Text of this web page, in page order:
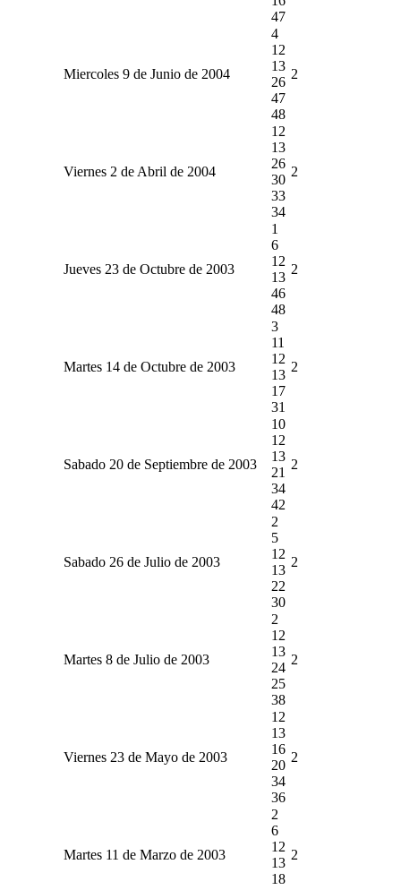
47
Miercoles 9 de Junio de 2004
4
12
13
26
47
48
2
Viernes 2 de Abril de 2004
12
13
26
30
33
34
2
Jueves 23 de Octubre de 2003
1
6
12
13
46
48
2
Martes 14 de Octubre de 2003
3
11
12
13
17
31
2
Sabado 20 de Septiembre de 2003
10
12
13
21
34
42
2
Sabado 26 de Julio de 2003
2
5
12
13
22
30
2
Martes 8 de Julio de 2003
2
12
13
24
25
38
2
Viernes 23 de Mayo de 2003
12
13
16
20
34
36
2
Martes 11 de Marzo de 2003
2
6
12
13
18
2